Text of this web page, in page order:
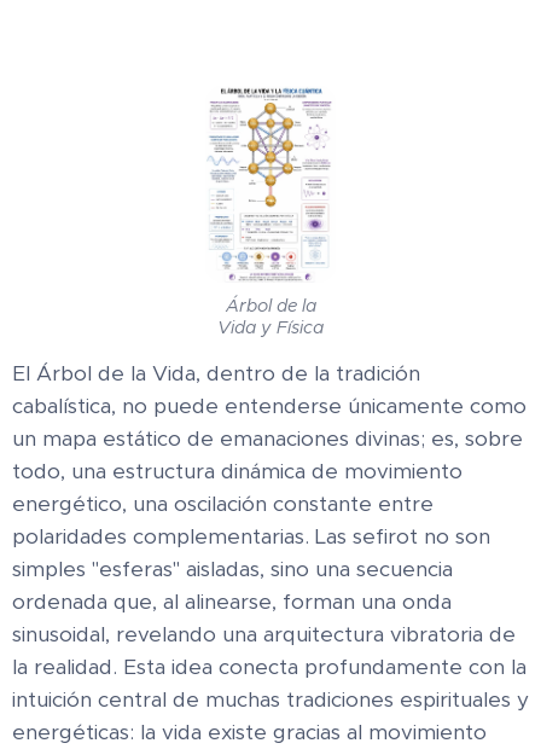
Árbol de la
Vida y Física
El Árbol de la Vida, dentro de la tradición
cabalística, no puede entenderse únicamente como
un mapa estático de emanaciones divinas; es, sobre
todo, una estructura dinámica de movimiento
energético, una oscilación constante entre
polaridades complementarias. Las sefirot no son
simples "esferas" aisladas, sino una secuencia
ordenada que, al alinearse, forman una onda
sinusoidal, revelando una arquitectura vibratoria de
la realidad. Esta idea conecta profundamente con la
intuición central de muchas tradiciones espirituales y
energéticas: la vida existe gracias al movimiento